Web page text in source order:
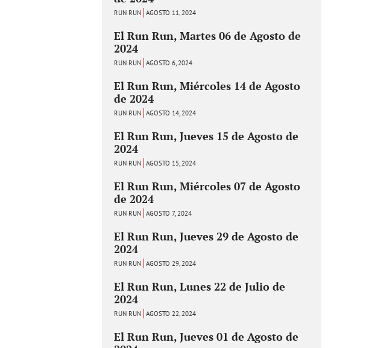
RUN RUN AGOSTO 11, 2024
El Run Run, Martes 06 de Agosto de
2024
RUN RUN AGOSTO 6, 2024
El Run Run, Miércoles 14 de Agosto
de 2024
RUN RUN AGOSTO 14, 2024
El Run Run, Jueves 15 de Agosto de
2024
RUN RUN AGOSTO 15, 2024
El Run Run, Miércoles 07 de Agosto
de 2024
RUN RUN AGOSTO 7, 2024
El Run Run, Jueves 29 de Agosto de
2024
RUN RUN AGOSTO 29, 2024
El Run Run, Lunes 22 de Julio de
2024
RUN RUN AGOSTO 22, 2024
El Run Run, Jueves 01 de Agosto de